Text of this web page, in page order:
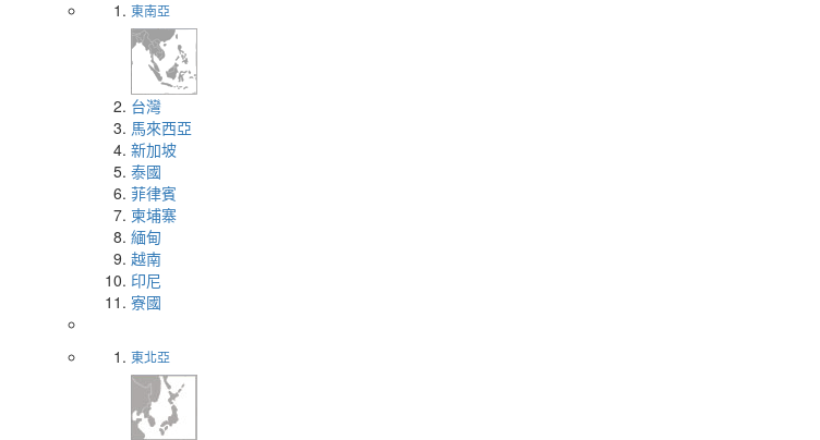
東南亞
台灣
馬來西亞
新加坡
泰國
菲律賓
柬埔寨
緬甸
越南
印尼
寮國
東北亞